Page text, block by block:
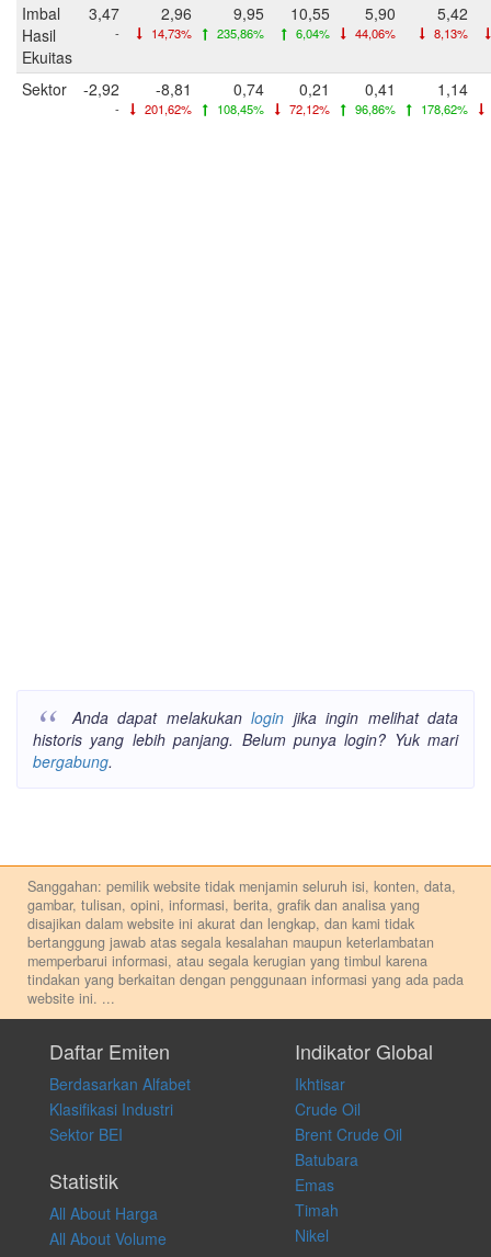
Imbal
Hasil
Ekuitas
3,47
-
2,96
14,73%
9,95
235,86%
10,55
6,04%
5,90
44,06%
5,42
8,13%
Sektor -2,92
-
-8,81
201,62%
0,74
108,45%
0,21
72,12%
0,41
96,86%
1,14
178,62%
Anda dapat melakukanlogin jika ingin melihat data
historis yang lebih panjang. Belum punya login? Yuk mari
bergabung.
Sanggahan: pemilik website tidak menjamin seluruh isi, konten, data,
gambar, tulisan, opini, informasi, berita, grafik dan analisa yang
disajikan dalam website ini akurat dan lengkap, dan kami tidak
bertanggung jawab atas segala kesalahan maupun keterlambatan
memperbarui informasi, atau segala kerugian yang timbul karena
tindakan yang berkaitan dengan penggunaan informasi yang ada pada
website ini. ...
pribadi. Kami tidak memberi anjuran, saran, rekomendasi untuk
membeli, menjual atau melakukan aktivitas lain yang terkait dengan
transaksi perdagangan apapun, dan kami tidak bertanggung jawab
atas keputusan investasi yang dilakukan dalam kondisi dan situasi
apapun juga, yang diakibatkan secara langsung maupun tidak
langsung atas konten pada website ini.
Daftar Emiten
Berdasarkan Alfabet
Klasifikasi Industri
Sektor BEI
Statistik
All About Harga
All About Volume
Indikator Global
Ikhtisar
Crude Oil
Brent Crude Oil
Batubara
Emas
Timah
Nikel